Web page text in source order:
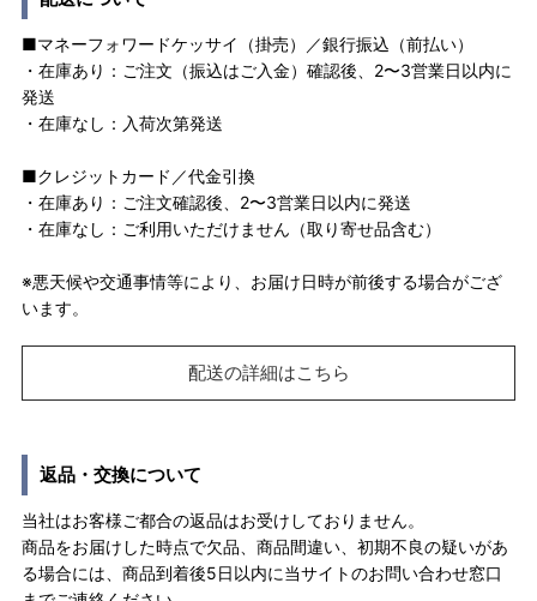
■マネーフォワードケッサイ（掛売）／銀行振込（前払い）
・在庫あり：ご注文（振込はご入金）確認後、2〜3営業日以内に
発送
・在庫なし：入荷次第発送
■クレジットカード／代金引換
・在庫あり：ご注文確認後、2〜3営業日以内に発送
・在庫なし：ご利用いただけません（取り寄せ品含む）
※悪天候や交通事情等により、お届け日時が前後する場合がござ
います。
配送の詳細はこちら
返品・交換について
当社はお客様ご都合の返品はお受けしておりません。
商品をお届けした時点で欠品、商品間違い、初期不良の疑いがあ
る場合には、商品到着後5日以内に当サイトのお問い合わせ窓口